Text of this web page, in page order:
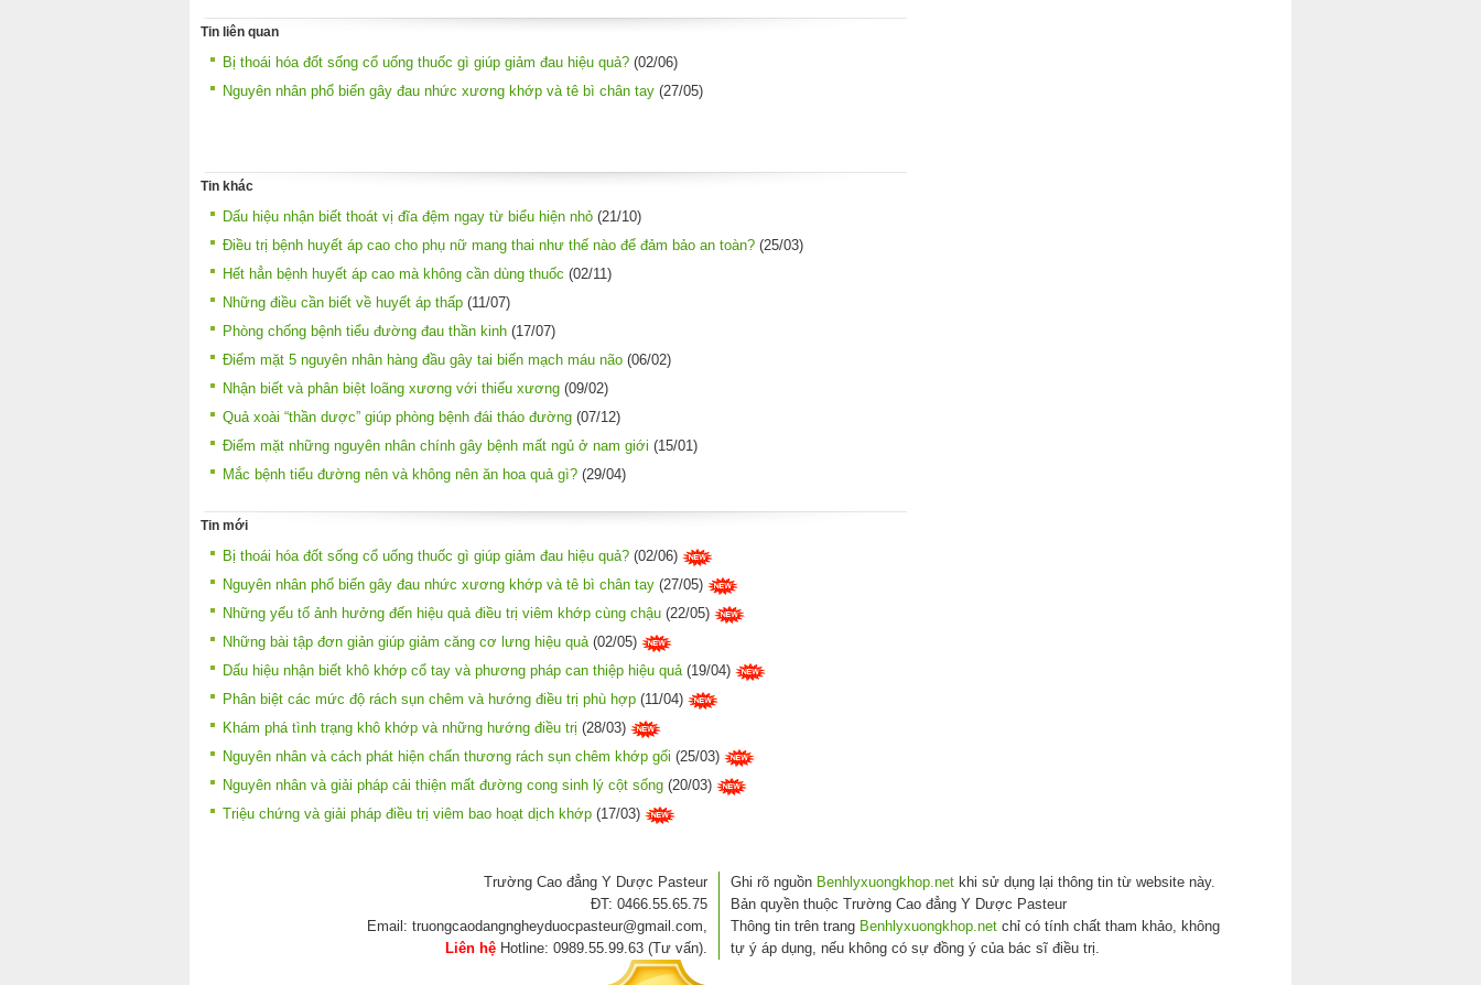
Tin liên quan
Bị thoái hóa đốt sống cổ uống thuốc gì giúp giảm đau hiệu quả? (02/06)
Nguyên nhân phổ biến gây đau nhức xương khớp và tê bì chân tay (27/05)
Tin khác
Dấu hiệu nhận biết thoát vị đĩa đệm ngay từ biểu hiện nhỏ (21/10)
Điều trị bệnh huyết áp cao cho phụ nữ mang thai như thế nào để đảm bảo an toàn? (25/03)
Hết hẳn bệnh huyết áp cao mà không cần dùng thuốc (02/11)
Những điều cần biết về huyết áp thấp (11/07)
Phòng chống bệnh tiểu đường đau thần kinh (17/07)
Điểm mặt 5 nguyên nhân hàng đầu gây tai biến mạch máu não (06/02)
Nhận biết và phân biệt loãng xương với thiếu xương (09/02)
Quả xoài “thần dược” giúp phòng bệnh đái tháo đường (07/12)
Điểm mặt những nguyên nhân chính gây bệnh mất ngủ ở nam giới (15/01)
Mắc bệnh tiểu đường nên và không nên ăn hoa quả gì? (29/04)
Tin mới
Bị thoái hóa đốt sống cổ uống thuốc gì giúp giảm đau hiệu quả? (02/06)
Nguyên nhân phổ biến gây đau nhức xương khớp và tê bì chân tay (27/05)
Những yếu tố ảnh hưởng đến hiệu quả điều trị viêm khớp cùng chậu (22/05)
Những bài tập đơn giản giúp giảm căng cơ lưng hiệu quả(02/05)
Dấu hiệu nhận biết khô khớp cổ tay và phương pháp can thiệp hiệu quả(19/04)
Phân biệt các mức độ rách sụn chêm và hướng điều trị phù hợp (11/04)
Khám phá tình trạng khô khớp và những hướng điều trị (28/03)
Nguyên nhân và cách phát hiện chấn thương rách sụn chêm khớp gối (25/03)
Nguyên nhân và giải pháp cải thiện mất đường cong sinh lý cột sống (20/03)
Triệu chứng và giải pháp điều trị viêm bao hoạt dịch khớp (17/03)
Trường Cao đẳng Y Dược Pasteur
ĐT: 0466.55.65.75
Email: truongcaodangngheyduocpasteur@gmail.com,
Liên hệ Hotline: 0989.55.99.63 (Tư vấn).
Ghi rõ nguồn Benhlyxuongkhop.net khi sử dụng lại thông tin từ website này.
Bản quyền thuộc Trường Cao đẳng Y Dược Pasteur
Thông tin trên trang Benhlyxuongkhop.net chỉ có tính chất tham khảo, không
tự ý áp dụng, nếu không có sự đồng ý của bác sĩ điều trị.